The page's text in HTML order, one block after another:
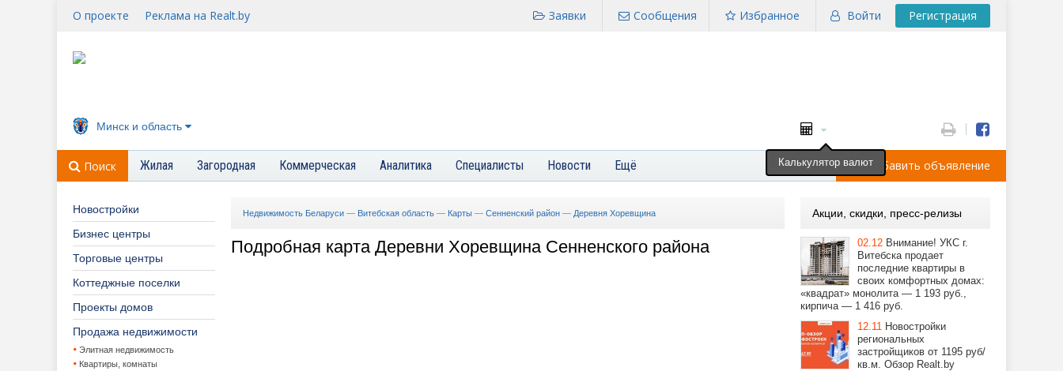
О проекте Реклама на Realt.by Войти Регистрация
Избранное
Сообщения
Заявки
Минск и область
Поиск Жилая Загородная Коммерческая Аналитика Специалисты Новости Ещё Добавить объявление
Новостройки
Бизнес центры
Торговые центры
Коттеджные поселки
Проекты домов
Продажа недвижимости
Элитная недвижимость
Квартиры, комнаты
Недвижимость Беларуси — Витебская область — Карты — Сенненский район — Деревня Хоревщина
Подробная карта Деревни Хоревщина Сенненского района
Акции, скидки, пресс-релизы
02.12 Внимание! УКС г.
Витебска продает
последние квартиры в
своих комфортных домах:
«квадрат» монолита — 1 193 руб.,
кирпича — 1 416 руб.
12.11 Новостройки
региональных
застройщиков от 1195 руб/
кв.м. Обзор Realt.by
Калькулятор валют